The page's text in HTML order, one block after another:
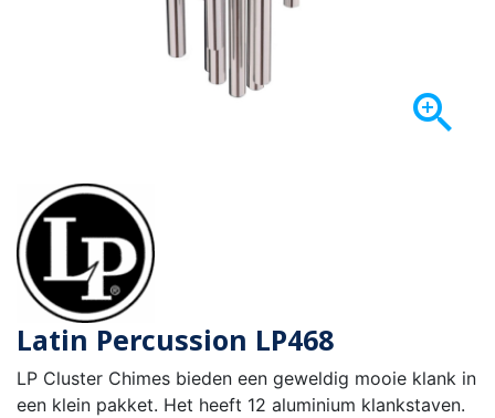

Latin Percussion LP468
LP Cluster Chimes bieden een geweldig mooie klank in
een klein pakket. Het heeft 12 aluminium klankstaven.